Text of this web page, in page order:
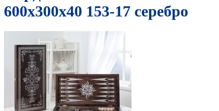
600х300х40 153-17 серебро